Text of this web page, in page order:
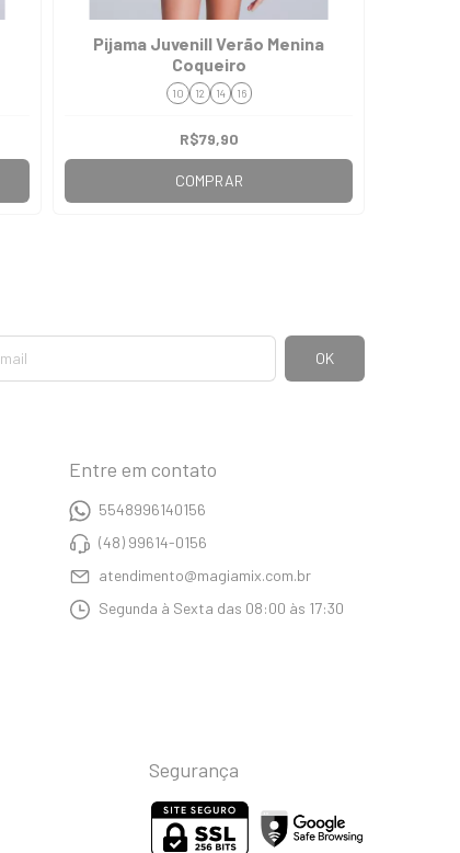
Pijama Juvenill Verão Menina
Coqueiro
10 12 14 16
R$79,90
COMPRAR
Entre em contato
5548996140156
(48) 99614-0156
atendimento@magiamix.com.br
Segunda à Sexta das 08:00 às 17:30
Segurança